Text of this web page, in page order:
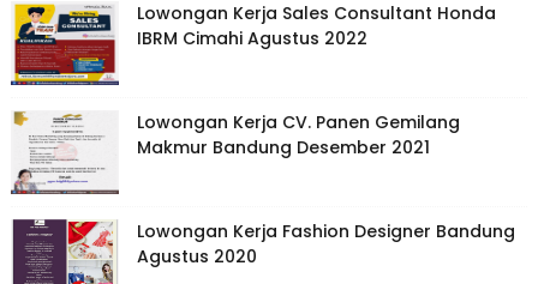
Lowongan Kerja Sales Consultant Honda
IBRM Cimahi Agustus 2022
Lowongan Kerja CV. Panen Gemilang
Makmur Bandung Desember 2021
Lowongan Kerja Fashion Designer Bandung
Agustus 2020